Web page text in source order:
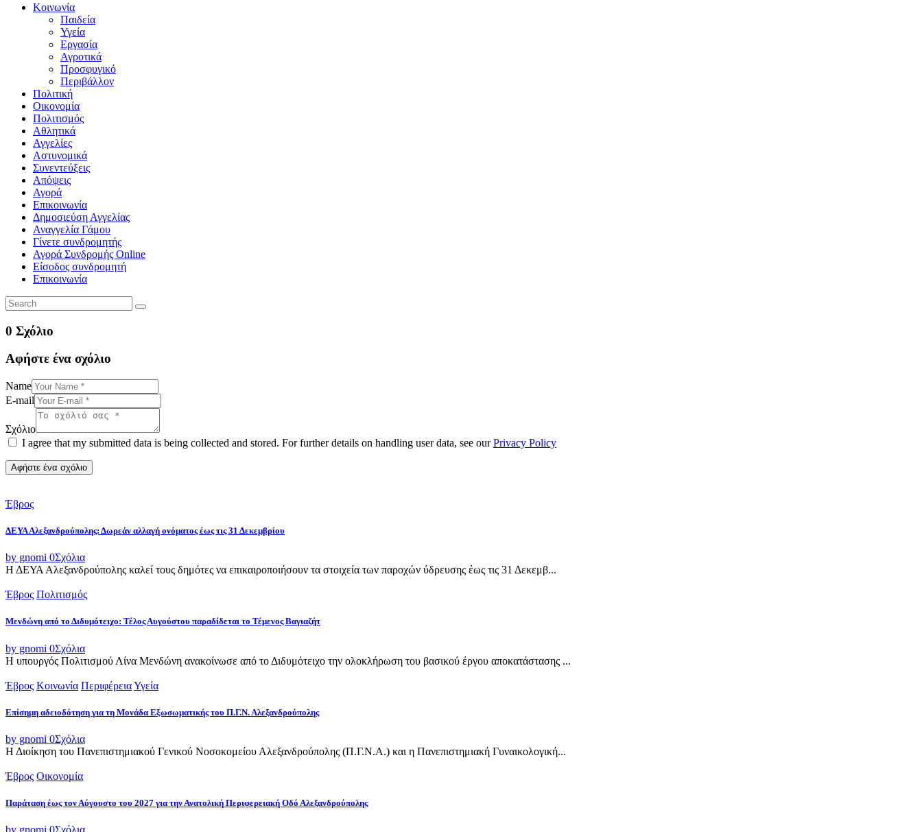
Κοινωνία
Παιδεία
Υγεία
Εργασία
Αγροτικά
Προσφυγικό
Περιβάλλον
Πολιτική
Οικονομία
Πολιτισμός
Αθλητικά
Αγγελίες
Αστυνομικά
Συνεντεύξεις
Απόψεις
Αγορά
Επικοινωνία
Δημοσιεύση Αγγελίας
Αναγγελία Γάμου
Γίνετε συνδρομητής
Αγορά Συνδρομής Online
Είσοδος συνδρομητή
Επικοινωνία
0 Σχόλιο
Αφήστε ένα σχόλιο
Name
E-mail
Σχόλιο
I agree that my submitted data is being collected and stored. For further details on handling user data, see ourPrivacy Policy
Έβρος
ΔΕΥΑ Αλεξανδρούπολης: Δωρεάν αλλαγή ονόματος έως τις 31 Δεκεμβρίου
by gnomi 0Σχόλια
Η ΔΕΥΑ Αλεξανδρούπολης καλεί τους δημότες να επικαιροποιήσουν τα στοιχεία των παροχών ύδρευσης έως τις 31 Δεκεμβ...
Έβρος Πολιτισμός
Μενδώνη από το Διδυμότειχο: Τέλος Αυγούστου παραδίδεται το Τέμενος Βαγιαζήτ
by gnomi 0Σχόλια
Η υπουργός Πολιτισμού Λίνα Μενδώνη ανακοίνωσε από το Διδυμότειχο την ολοκλήρωση του βασικού έργου αποκατάστασης ...
Έβρος Κοινωνία ΠεριφέρειαΥγεία
Επίσημη αδειοδότηση για τη Μονάδα Εξωσωματικής του Π.Γ.Ν. Αλεξανδρούπολης
by gnomi 0Σχόλια
Η Διοίκηση του Πανεπιστημιακού Γενικού Νοσοκομείου Αλεξανδρούπολης (Π.Γ.Ν.Α.) και η Πανεπιστημιακή Γυναικολογική...
Έβρος Οικονομία
Παράταση έως τον Αύγουστο του 2027 για την Ανατολική Περιφερειακή Οδό Αλεξανδρούπολης